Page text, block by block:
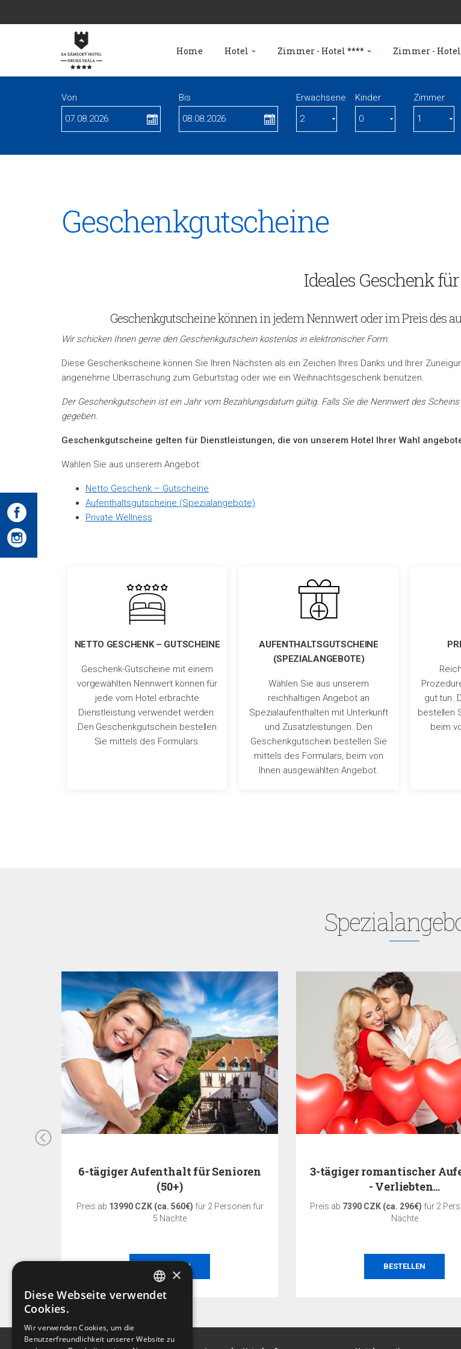
Home Hotel Zimmer - Hotel **** Zimmer -
Von Bis Erwachsene Kinder Zimmer
Der beste Preis nur wenn Sie auf diesen Web-
Geschenkgutscheine
Ideales Geschenk
Geschenkgutscheine können in jedem Nennwert oder im Preis des
Wir schicken Ihnen gerne den Geschenkgutschein kostenlos in elektronischer Form.
Diese Geschenkscheine können Sie Ihren Nächsten als ein Zeichen Ihres Danks und Ihrer
angenehme Überraschung zum Geburtstag oder wie ein Weihnachtsgeschenk benutzen.
Der Geschenkgutschein ist ein Jahr vom Bezahlungsdatum gültig. Falls Sie die Nennwert des
gegeben.
Geschenkgutscheine gelten für Dienstleistungen, die von unserem Hotel Ihrer Wahl
Wählen Sie aus unserem Angebot:
Netto Geschenk – Gutscheine
Aufenthaltsgutscheine (Spezialangebote)
Private Wellness
NETTO GESCHENK – GUTSCHEINE
Geschenk-Gutscheine mit einem
vorgewählten Nennwert können für
jede vom Hotel erbrachte
Dienstleistung verwendet werden.
Den Geschenkgutschein bestellen
Sie mittels des Formulars.
AUFENTHALTSGUTSCHEINE
(SPEZIALANGEBOTE)
Wählen Sie aus unserem
reichhaltigen Angebot an
Spezialaufenthalten mit Unterkunft
und Zusatzleistungen. Den
Geschenkgutschein bestellen Sie
mittels des Formulars, beim von
Ihnen ausgewählten Angebot.
gut tun.
bestellen
beim
6-tägiger Aufenthalt für Senioren
(50+)
Preis ab 13990 CZK (ca. 560€) für 2 Personen für
5 Nächte
BESTELLEN
3-tägiger romantischer
- Verliebten…
Preis ab 7390 CZK (ca. 296€) für 2
Nächte
BESTELLEN
CZECH
GERMAN
×
Diese Webseite verwendet
Cookies.
Wir verwenden Cookies, um die
Benutzerfreundlichkeit unserer Website zu